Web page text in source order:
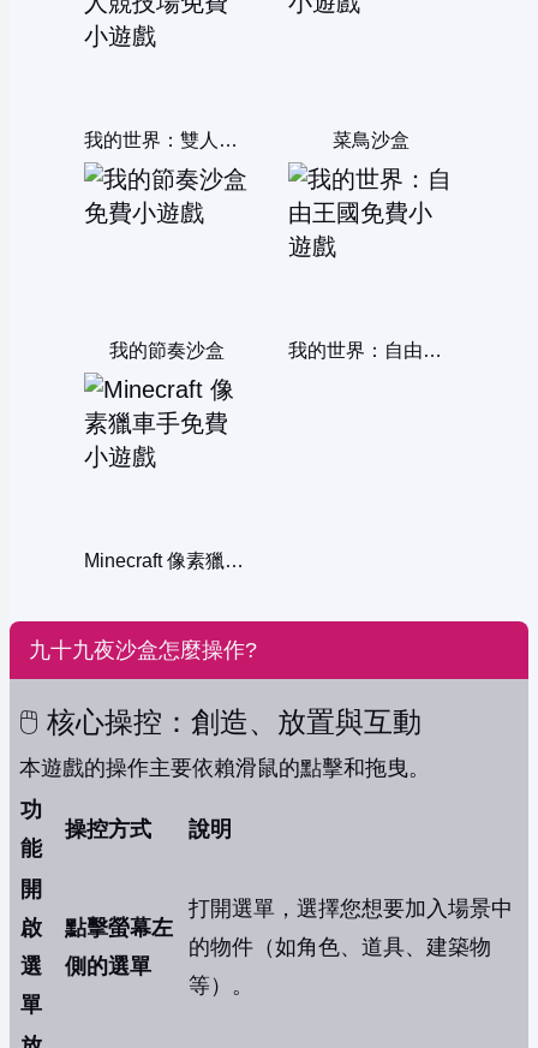
我的世界：雙人競技場 菜鳥沙盒
我的節奏沙盒 我的世界：自由王國
Minecraft 像素獵車手
九十九夜沙盒怎麼操作?
🖱️ 核心操控：創造、放置與互動
本遊戲的操作主要依賴滑鼠的點擊和拖曳。
功
能
操控方式 說明
開
啟
選
單
點擊螢幕左
側的選單
打開選單，選擇您想要加入場景中
的物件（如角色、道具、建築物
等）。